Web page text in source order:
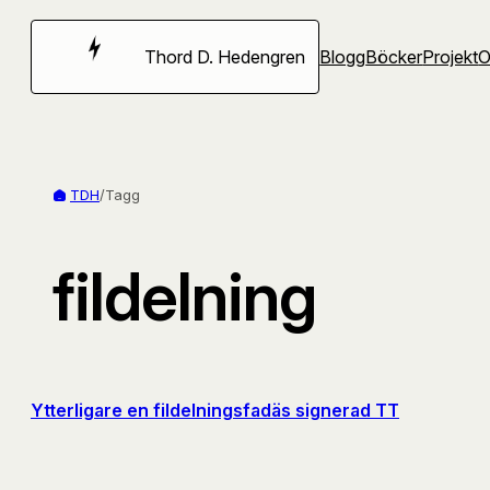
Hoppa
Thord D. Hedengren BloggBöckerProjekt
TDH/Tagg
fildelning
Ytterligare en fildelningsfadäs signerad TT